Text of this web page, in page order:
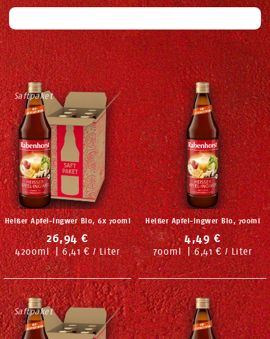
Saftpaket
Heißer Apfel-Ingwer Bio, 6x 700ml
26,94 €
4200 ml | 6,41 € / Liter
Heißer Apfel-Ingwer Bio, 700ml
4,49 €
700 ml | 6,41 € / Liter
Saftpaket